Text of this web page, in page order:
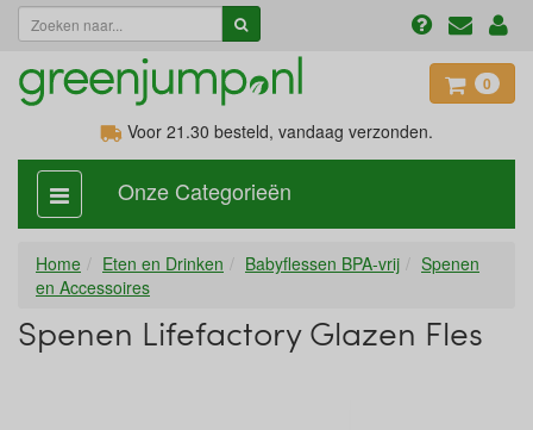
0
Voor 21.30 besteld, vandaag verzonden.
categorie
aan,
Onze Categorieën
Home Eten en Drinken Babyflessen BPA-vrij
Spenen
en Accessoires
Spenen Lifefactory Glazen Fles